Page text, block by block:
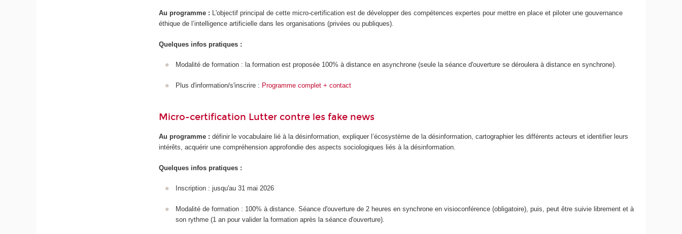
Au programme : L'objectif principal de cette micro-certification est de développer des compétences expertes pour mettre en place et piloter une gouvernance
éthique de l’intelligence artificielle dans les organisations (privées ou publiques).
Quelques infos pratiques :
Modalité de formation : la formation est proposée 100% à distance en asynchrone (seule la séance d'ouverture se déroulera à distance en synchrone).
Plus d'information/s'inscrire : Programme complet + contact
Micro-certification Lutter contre les fake news
Au programme :définir le vocabulaire lié à la désinformation, expliquer l’écosystème de la désinformation, cartographier les différents acteurs et identifier leurs
intérêts, acquérir une compréhension approfondie des aspects sociologiques liés à la désinformation.
Quelques infos pratiques :
Inscription : jusqu'au 31 mai 2026
Modalité de formation : 100% à distance. Séance d'ouverture de 2 heures en synchrone en visioconférence (obligatoire), puis, peut être suivie librement et à
son rythme (1 an pour valider la formation après la séance d'ouverture).